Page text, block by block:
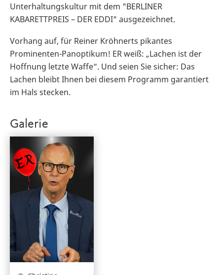
Unterhaltungskultur mit dem "BERLINER
KABARETTPREIS – DER EDDI" ausgezeichnet.
Vorhang auf, für Reiner Kröhnerts pikantes
Prominenten-Panoptikum! ER weiß: „Lachen ist der
Hoffnung letzte Waffe“. Und seien Sie sicher: Das
Lachen bleibt Ihnen bei diesem Programm garantiert
im Hals stecken.
Galerie